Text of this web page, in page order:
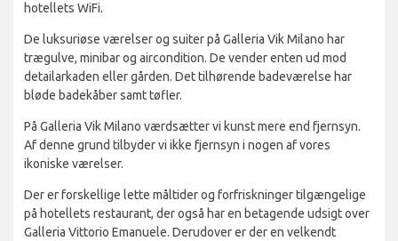
hotellets WiFi.
De luksuriøse værelser og suiter på Galleria Vik Milano har
trægulve, minibar og aircondition. De vender enten ud mod
detailarkaden eller gården. Det tilhørende badeværelse har
bløde badekåber samt tøfler.
På Galleria Vik Milano værdsætter vi kunst mere end fjernsyn.
Af denne grund tilbyder vi ikke fjernsyn i nogen af vores
ikoniske værelser.
Der er forskellige lette måltider og forfriskninger tilgængelige
på hotellets restaurant, der også har en betagende udsigt over
Galleria Vittorio Emanuele. Derudover er der en velkendt